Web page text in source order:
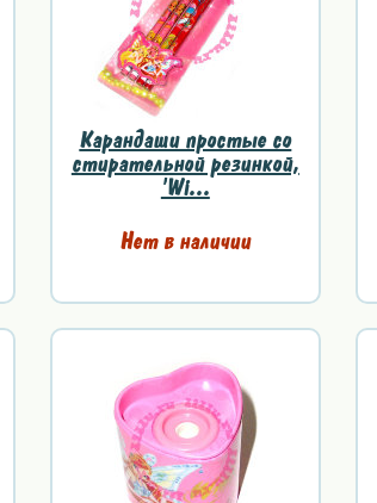
Карандаши простые со
стирательной резинкой,
'Wi...
Нет в наличии